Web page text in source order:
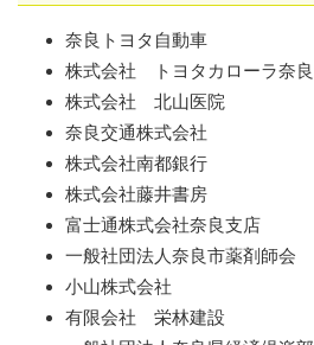
奈良トヨタ自動車
株式会社 トヨタカローラ奈良
株式会社 北山医院
奈良交通株式会社
株式会社南都銀行
株式会社藤井書房
富士通株式会社奈良支店
一般社団法人奈良市薬剤師会
小山株式会社
有限会社 栄林建設